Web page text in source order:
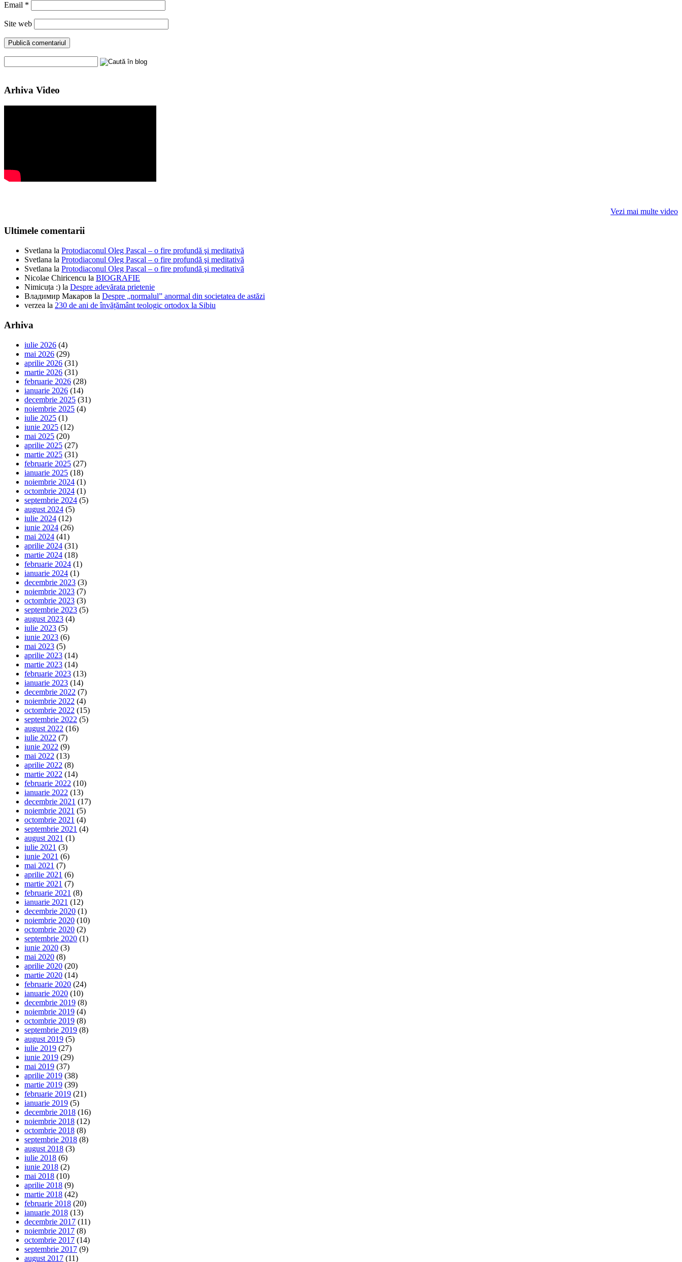
Email *
Site web
Arhiva Video
Vezi mai multe video
Ultimele comentarii
Svetlana la Protodiaconul Oleg Pascal – o fire profundă şi meditativă
Svetlana la Protodiaconul Oleg Pascal – o fire profundă şi meditativă
Svetlana la Protodiaconul Oleg Pascal – o fire profundă şi meditativă
Nicolae Chiricencu la BIOGRAFIE
Nimicuța :) la Despre adevărata prietenie
Владимир Макаров la Despre „normalul” anormal din societatea de astăzi
verzea la 230 de ani de învățământ teologic ortodox la Sibiu
Arhiva
iulie 2026 (4)
mai 2026 (29)
aprilie 2026 (31)
martie 2026 (31)
februarie 2026 (28)
ianuarie 2026 (14)
decembrie 2025 (31)
noiembrie 2025 (4)
iulie 2025 (1)
iunie 2025 (12)
mai 2025 (20)
aprilie 2025 (27)
martie 2025 (31)
februarie 2025 (27)
ianuarie 2025 (18)
noiembrie 2024 (1)
octombrie 2024 (1)
septembrie 2024 (5)
august 2024 (5)
iulie 2024 (12)
iunie 2024 (26)
mai 2024 (41)
aprilie 2024 (31)
martie 2024 (18)
februarie 2024 (1)
ianuarie 2024 (1)
decembrie 2023 (3)
noiembrie 2023 (7)
octombrie 2023 (3)
septembrie 2023 (5)
august 2023 (4)
iulie 2023 (5)
iunie 2023 (6)
mai 2023 (5)
aprilie 2023 (14)
martie 2023 (14)
februarie 2023 (13)
ianuarie 2023 (14)
decembrie 2022 (7)
noiembrie 2022 (4)
octombrie 2022 (15)
septembrie 2022 (5)
august 2022 (16)
iulie 2022 (7)
iunie 2022 (9)
mai 2022 (13)
aprilie 2022 (8)
martie 2022 (14)
februarie 2022 (10)
ianuarie 2022 (13)
decembrie 2021 (17)
noiembrie 2021 (5)
octombrie 2021 (4)
septembrie 2021 (4)
august 2021 (1)
iulie 2021 (3)
iunie 2021 (6)
mai 2021 (7)
aprilie 2021 (6)
martie 2021 (7)
februarie 2021 (8)
ianuarie 2021 (12)
decembrie 2020 (1)
noiembrie 2020 (10)
octombrie 2020 (2)
septembrie 2020 (1)
iunie 2020 (3)
mai 2020 (8)
aprilie 2020 (20)
martie 2020 (14)
februarie 2020 (24)
ianuarie 2020 (10)
decembrie 2019 (8)
noiembrie 2019 (4)
octombrie 2019 (8)
septembrie 2019 (8)
august 2019 (5)
iulie 2019 (27)
iunie 2019 (29)
mai 2019 (37)
aprilie 2019 (38)
martie 2019 (39)
februarie 2019 (21)
ianuarie 2019 (5)
decembrie 2018 (16)
noiembrie 2018 (12)
octombrie 2018 (8)
septembrie 2018 (8)
august 2018 (3)
iulie 2018 (6)
iunie 2018 (2)
mai 2018 (10)
aprilie 2018 (9)
martie 2018 (42)
februarie 2018 (20)
ianuarie 2018 (13)
decembrie 2017 (11)
noiembrie 2017 (8)
octombrie 2017 (14)
septembrie 2017 (9)
august 2017 (11)